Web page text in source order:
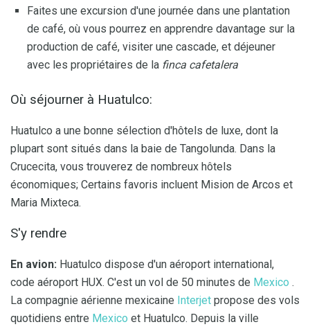
Faites une excursion d'une journée dans une plantation
de café, où vous pourrez en apprendre davantage sur la
production de café, visiter une cascade, et déjeuner
avec les propriétaires de la finca cafetalera
Où séjourner à Huatulco:
Huatulco a une bonne sélection d'hôtels de luxe, dont la
plupart sont situés dans la baie de Tangolunda. Dans la
Crucecita, vous trouverez de nombreux hôtels
économiques; Certains favoris incluent Mision de Arcos et
Maria Mixteca.
S'y rendre
En avion: Huatulco dispose d'un aéroport international,
code aéroport HUX. C'est un vol de 50 minutes de Mexico .
La compagnie aérienne mexicaine Interjet propose des vols
quotidiens entre Mexico et Huatulco. Depuis la ville